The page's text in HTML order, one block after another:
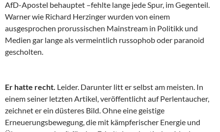
AfD-Apostel behauptet –fehlte lange jede Spur, im Gegenteil.
Warner wie Richard Herzinger wurden von einem
ausgesprochen prorussischen Mainstream in Politikk und
Medien gar lange als vermeintlich russophob oder paranoid
gescholten.
Er hatte recht. Leider. Darunter litt er selbst am meisten. In
einem seiner letzten Artikel, veröffentlicht auf Perlentaucher,
zeichnet er ein düsteres Bild. Ohne eine geistige
Erneuerungsbewegung, die mit kämpferischer Energie und